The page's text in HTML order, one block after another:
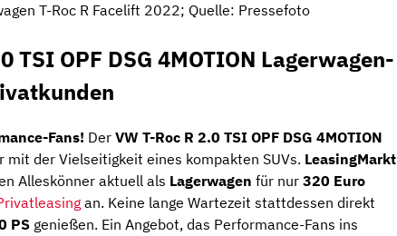
T-Roc R Facelift 2022; Quelle: Pressefoto
TSI OPF DSG 4MOTION Lagerwagen-
Fans! Der VW T-Roc R 2.0 TSI OPF DSG 4MOTION
mit der Vielseitigkeit eines kompakten SUVs. LeasingMarkt
Alleskönner aktuell als Lagerwagen für nur 320 Euro
an. Keine lange Wartezeit stattdessen direkt
PS genießen. Ein Angebot, das Performance-Fans ins